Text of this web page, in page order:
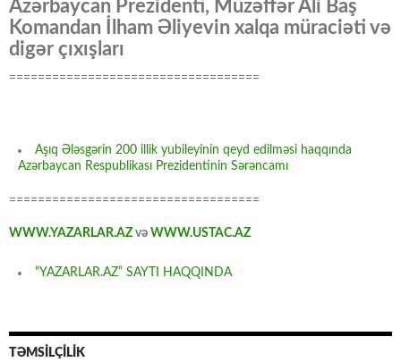
Azərbaycan Prezidenti, Müzəffər Ali Baş
Komandan İlham Əliyevin xalqa müraciəti və
digər çıxışları
===================================
Aşıq Ələsgərin 200 illik yubileyinin qeyd edilməsi haqqında
Azərbaycan Respublikası Prezidentinin Sərəncamı
===================================
WWW.YAZARLAR.AZ və WWW.USTAC.AZ
“YAZARLAR.AZ” SAYTI HAQQINDA
TƏMSİLÇİLİK